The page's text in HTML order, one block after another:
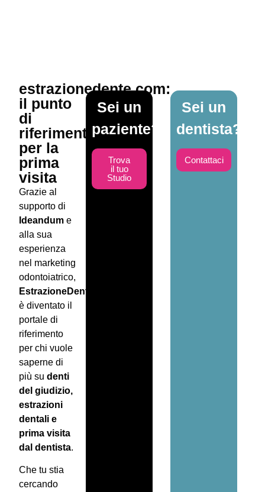
estrazionedente.com:
il punto
di
riferimento
per la
prima
visita
Grazie al
supporto di
Ideandum e
alla sua
esperienza
nel marketing
odontoiatrico,
EstrazioneDente.com
è diventato il
portale di
riferimento
per chi vuole
saperne di
più su denti
del giudizio,
estrazioni
dentali e
prima visita
dal dentista.
Che tu stia
cercando
Sei un
paziente?
Trova
il tuo
Studio
Sei un
dentista?
Contattaci